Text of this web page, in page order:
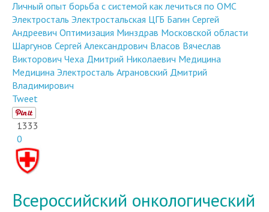
Личный опыт борьба с системой как лечиться по ОМС
Электросталь Электростальская ЦГБ Багин Сергей
Андреевич Оптимизация Минздрав Московской области
Шаргунов Сергей Александрович Власов Вячеслав
Викторович Чеха Дмитрий Николаевич Медицина
Медицина Электросталь Аграновский Дмитрий
Владимирович
Tweet
1333
0
Всероссийский онкологический